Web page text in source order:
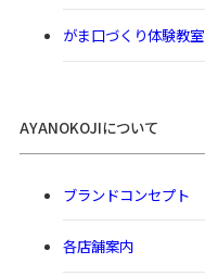
がま口づくり体験教室
AYANOKOJIについて
ブランドコンセプト
各店舗案内